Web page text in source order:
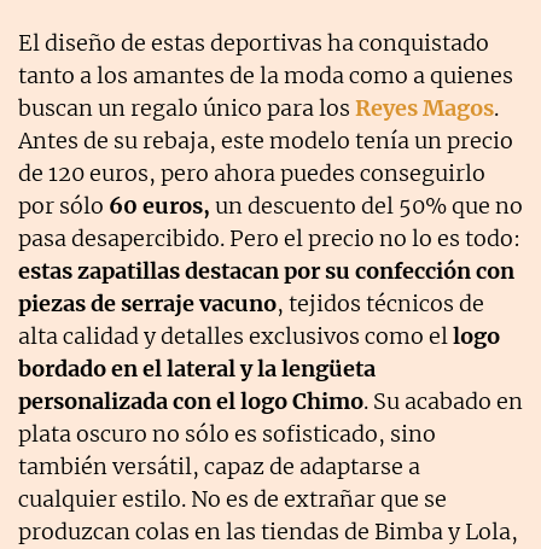
El diseño de estas deportivas ha conquistado
tanto a los amantes de la moda como a quienes
buscan un regalo único para los Reyes Magos.
Antes de su rebaja, este modelo tenía un precio
de 120 euros, pero ahora puedes conseguirlo
por sólo 60 euros, un descuento del 50% que no
pasa desapercibido. Pero el precio no lo es todo:
estas zapatillas destacan por su confección con
piezas de serraje vacuno, tejidos técnicos de
alta calidad y detalles exclusivos como ellogo
bordado en el lateral y la lengüeta
personalizada con el logo Chimo. Su acabado en
plata oscuro no sólo es sofisticado, sino
también versátil, capaz de adaptarse a
cualquier estilo. No es de extrañar que se
produzcan colas en las tiendas de Bimba y Lola,